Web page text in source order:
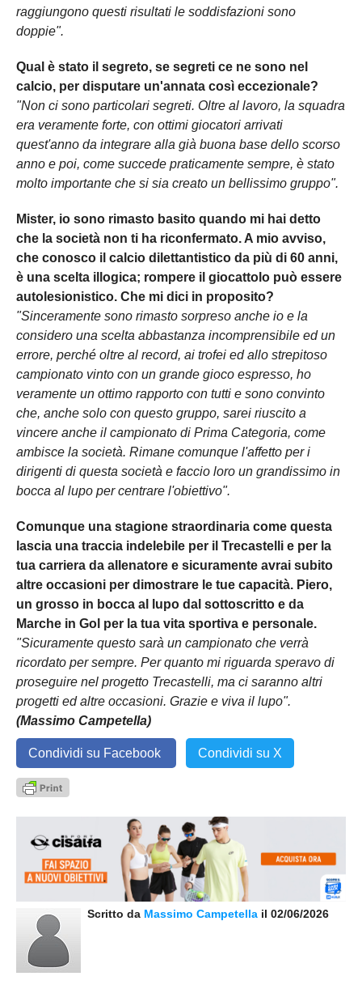
raggiungono questi risultati le soddisfazioni sono
doppie".
Qual è stato il segreto, se segreti ce ne sono nel
calcio, per disputare un'annata così eccezionale?
"Non ci sono particolari segreti. Oltre al lavoro, la squadra
era veramente forte, con ottimi giocatori arrivati
quest'anno da integrare alla già buona base dello scorso
anno e poi, come succede praticamente sempre, è stato
molto importante che si sia creato un bellissimo gruppo".
Mister, io sono rimasto basito quando mi hai detto
che la società non ti ha riconfermato. A mio avviso,
che conosco il calcio dilettantistico da più di 60 anni,
è una scelta illogica; rompere il giocattolo può essere
autolesionistico. Che mi dici in proposito?
"Sinceramente sono rimasto sorpreso anche io e la
considero una scelta abbastanza incomprensibile ed un
errore, perché oltre al record, ai trofei ed allo strepitoso
campionato vinto con un grande gioco espresso, ho
veramente un ottimo rapporto con tutti e sono convinto
che, anche solo con questo gruppo, sarei riuscito a
vincere anche il campionato di Prima Categoria, come
ambisce la società. Rimane comunque l'affetto per i
dirigenti di questa società e faccio loro un grandissimo in
bocca al lupo per centrare l'obiettivo".
Comunque una stagione straordinaria come questa
lascia una traccia indelebile per il Trecastelli e per la
tua carriera da allenatore e sicuramente avrai subito
altre occasioni per dimostrare le tue capacità. Piero,
un grosso in bocca al lupo dal sottoscritto e da
Marche in Gol per la tua vita sportiva e personale.
"Sicuramente questo sarà un campionato che verrà
ricordato per sempre. Per quanto mi riguarda speravo di
proseguire nel progetto Trecastelli, ma ci saranno altri
progetti ed altre occasioni. Grazie e viva il lupo".
(Massimo Campetella)
Condividi su Facebook Condividi su X
Scritto da Massimo Campetella il 02/06/2026